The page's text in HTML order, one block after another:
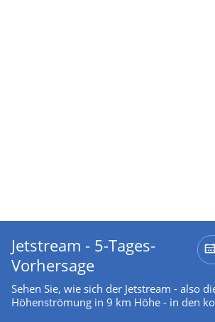
Jetstream - 5-Tages-
Vorhersage
Sehen Sie, wie sich der Jetstream - also
Höhenströmung in 9 km Höhe - in den